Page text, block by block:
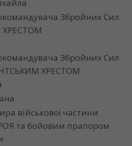
Збройних Сил
ХРЕСТОМ
Збройних Сил
ХРЕСТОМ
військової частини
та бойовим прапором